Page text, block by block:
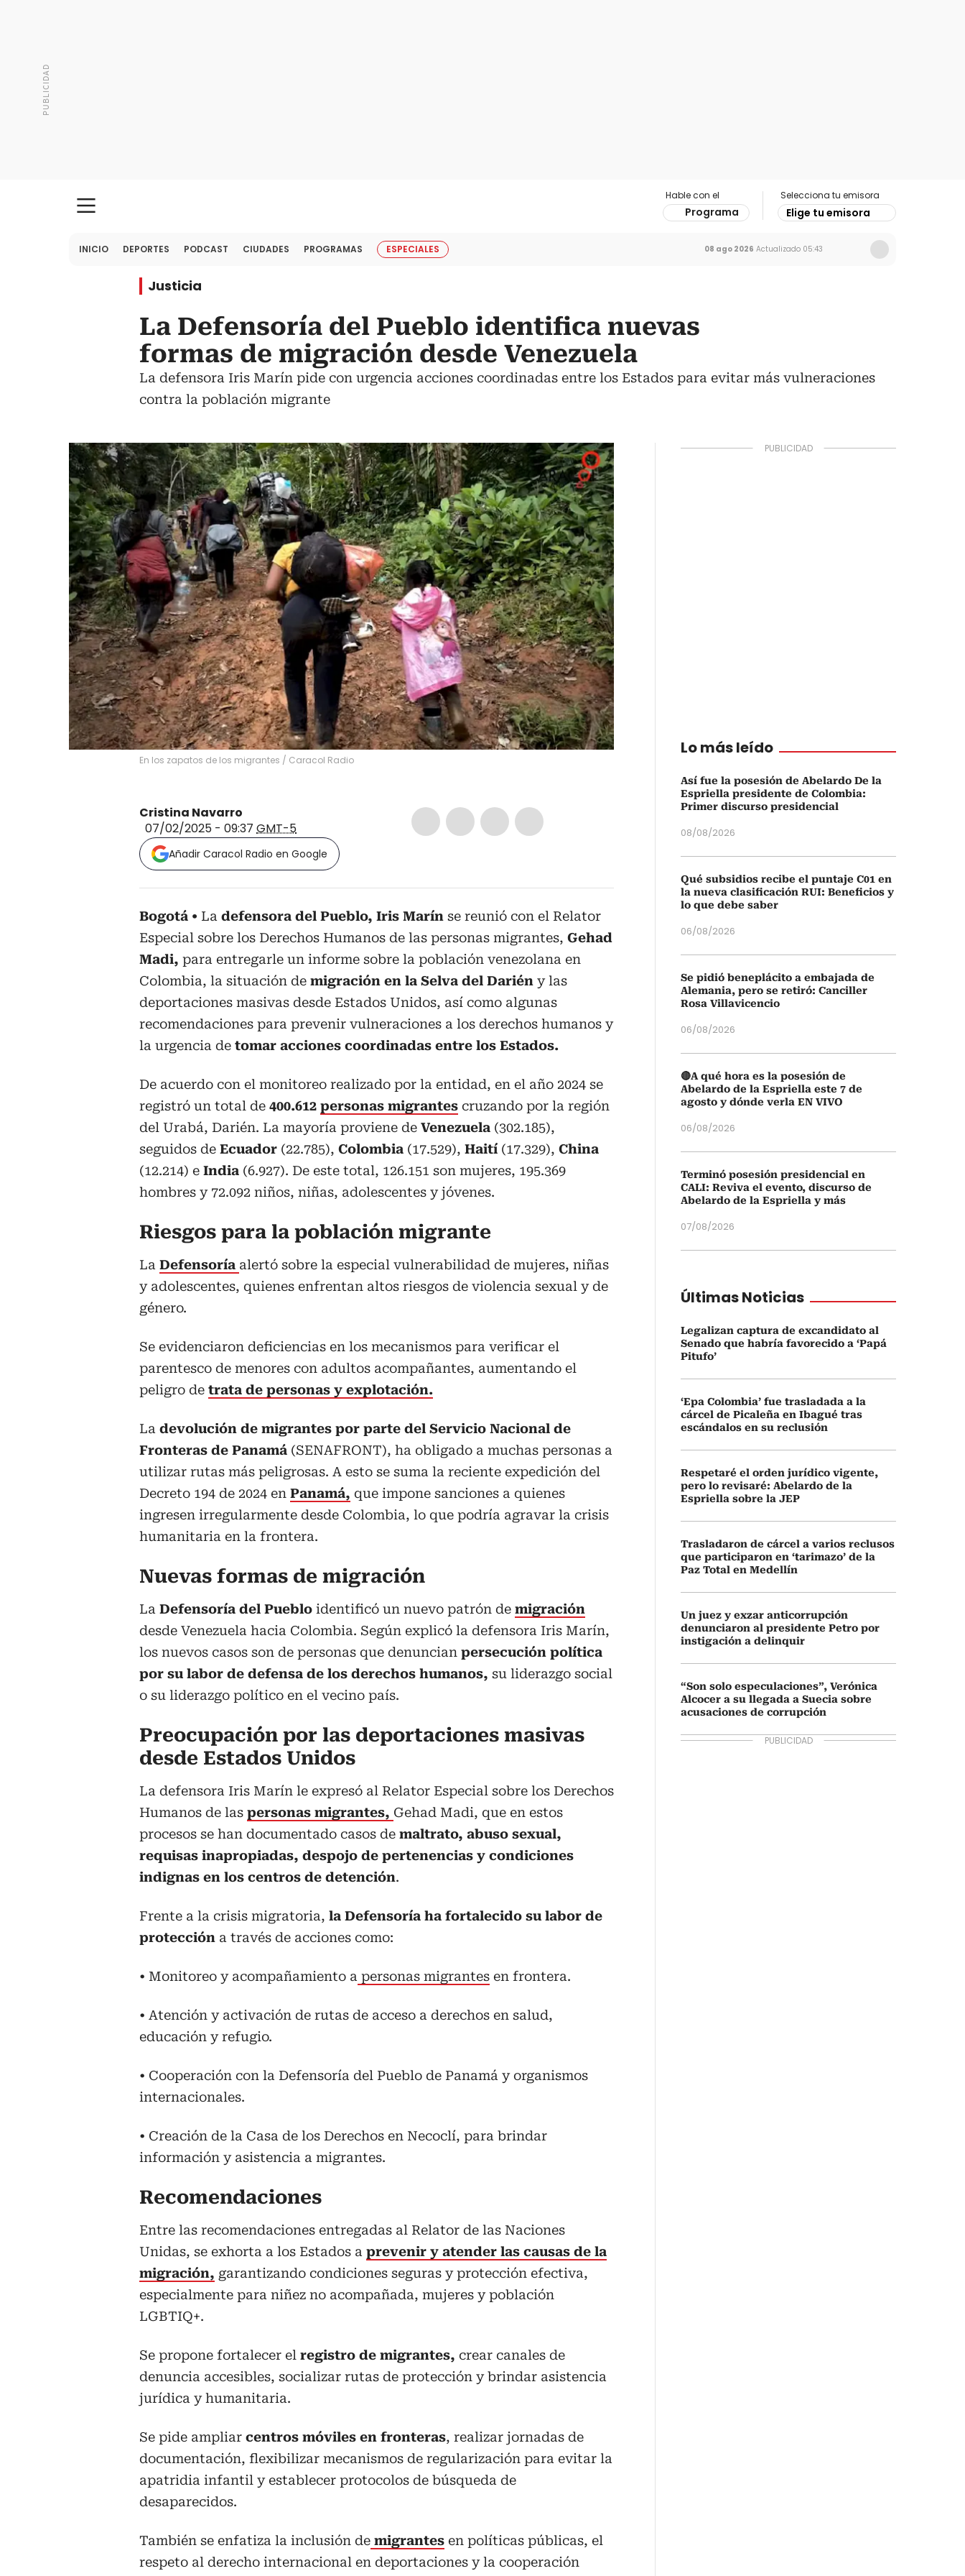
Hable con el
Programa
Selecciona tu emisora
Elige tu emisora
INICIO DEPORTES PODCAST CIUDADES PROGRAMAS ESPECIALES 08 ago 2026 Actualizado 05:43
Justicia
La Defensoría del Pueblo identifica nuevas
formas de migración desde Venezuela
La defensora Iris Marín pide con urgencia acciones coordinadas entre los Estados para evitar más vulneraciones
contra la población migrante
En los zapatos de los migrantes / Caracol Radio
Cristina Navarro
07/02/2025 - 09:37 GMT-5
Añadir Caracol Radio en Google
Bogotá La defensora del Pueblo, Iris Marín se reunió con el Relator
Especial sobre los Derechos Humanos de las personas migrantes, Gehad
Madi, para entregarle un informe sobre la población venezolana en
Colombia, la situación de migración en la Selva del Darién y las
deportaciones masivas desde Estados Unidos, así como algunas
recomendaciones para prevenir vulneraciones a los derechos humanos y
la urgencia de tomar acciones coordinadas entre los Estados.
De acuerdo con el monitoreo realizado por la entidad, en el año 2024 se
registró un total de 400.612 personas migrantes cruzando por la región
del Urabá, Darién. La mayoría proviene de Venezuela (302.185),
seguidos de Ecuador (22.785), Colombia (17.529), Haití (17.329), China
(12.214) e India (6.927). De este total, 126.151 son mujeres, 195.369
hombres y 72.092 niños, niñas, adolescentes y jóvenes.
Riesgos para la población migrante
La Defensoría alertó sobre la especial vulnerabilidad de mujeres, niñas
y adolescentes, quienes enfrentan altos riesgos de violencia sexual y de
género.
Se evidenciaron deficiencias en los mecanismos para verificar el
parentesco de menores con adultos acompañantes, aumentando el
peligro de trata de personas y explotación.
La devolución de migrantes por parte del Servicio Nacional de
Fronteras de Panamá (SENAFRONT), ha obligado a muchas personas a
utilizar rutas más peligrosas. A esto se suma la reciente expedición del
Decreto 194 de 2024 en Panamá, que impone sanciones a quienes
ingresen irregularmente desde Colombia, lo que podría agravar la crisis
humanitaria en la frontera.
Nuevas formas de migración
La Defensoría del Pueblo identificó un nuevo patrón de migración
desde Venezuela hacia Colombia. Según explicó la defensora Iris Marín,
los nuevos casos son de personas que denuncian persecución política
por su labor de defensa de los derechos humanos, su liderazgo social
o su liderazgo político en el vecino país.
Preocupación por las deportaciones masivas
desde Estados Unidos
La defensora Iris Marín le expresó al Relator Especial sobre los Derechos
Humanos de las personas migrantes, Gehad Madi, que en estos
procesos se han documentado casos de maltrato, abuso sexual,
requisas inapropiadas, despojo de pertenencias y condiciones
indignas en los centros de detención.
Frente a la crisis migratoria, la Defensoría ha fortalecido su labor de
protección a través de acciones como:
• Monitoreo y acompañamiento a personas migrantes en frontera.
• Atención y activación de rutas de acceso a derechos en salud,
educación y refugio.
• Cooperación con la Defensoría del Pueblo de Panamá y organismos
internacionales.
• Creación de la Casa de los Derechos en Necoclí, para brindar
información y asistencia a migrantes.
Recomendaciones
Entre las recomendaciones entregadas al Relator de las Naciones
Unidas, se exhorta a los Estados a prevenir y atender las causas de la
migración, garantizando condiciones seguras y protección efectiva,
especialmente para niñez no acompañada, mujeres y población
LGBTIQ+.
Se propone fortalecer el registro de migrantes, crear canales de
denuncia accesibles, socializar rutas de protección y brindar asistencia
jurídica y humanitaria.
Se pide ampliar centros móviles en fronteras, realizar jornadas de
documentación, flexibilizar mecanismos de regularización para evitar la
apatridia infantil y establecer protocolos de búsqueda de
desaparecidos.
También se enfatiza la inclusión de migrantes en políticas públicas, el
respeto al derecho internacional en deportaciones y la cooperación
Lo más leído
Así fue la posesión de Abelardo De la
Espriella presidente de Colombia:
Primer discurso presidencial
08/08/2026
Qué subsidios recibe el puntaje C01 en
la nueva clasificación RUI: Beneficios y
lo que debe saber
06/08/2026
Se pidió beneplácito a embajada de
Alemania, pero se retiró: Canciller
Rosa Villavicencio
06/08/2026
🔴A qué hora es la posesión de
Abelardo de la Espriella este 7 de
agosto y dónde verla EN VIVO
06/08/2026
Terminó posesión presidencial en
CALI: Reviva el evento, discurso de
Abelardo de la Espriella y más
07/08/2026
Últimas Noticias
Legalizan captura de excandidato al
Senado que habría favorecido a ‘Papá
Pitufo’
‘Epa Colombia’ fue trasladada a la
cárcel de Picaleña en Ibagué tras
escándalos en su reclusión
Respetaré el orden jurídico vigente,
pero lo revisaré: Abelardo de la
Espriella sobre la JEP
Trasladaron de cárcel a varios reclusos
que participaron en ‘tarimazo’ de la
Paz Total en Medellín
Un juez y exzar anticorrupción
denunciaron al presidente Petro por
instigación a delinquir
“Son solo especulaciones”, Verónica
Alcocer a su llegada a Suecia sobre
acusaciones de corrupción